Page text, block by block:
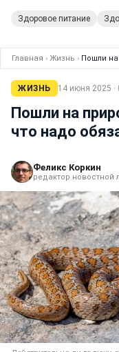
Здоровое питание
Главная › Жизнь › Пошли на
ЖИЗНЬ 14 июня 2025 ·
Пошли на
что надо
Феликс Коркин
редактор новостной